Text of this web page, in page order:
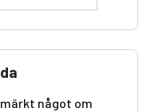
något om